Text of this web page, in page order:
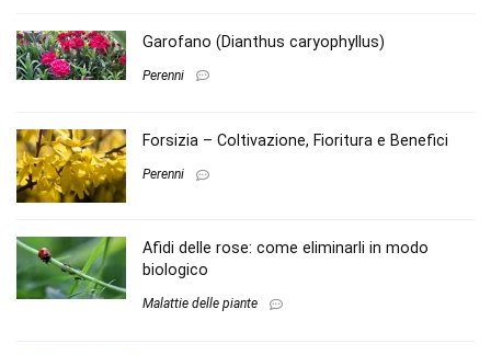
Garofano (Dianthus caryophyllus)
Perenni
Forsizia – Coltivazione, Fioritura e Benefici
Perenni
Afidi delle rose: come eliminarli in modo
biologico
Malattie delle piante